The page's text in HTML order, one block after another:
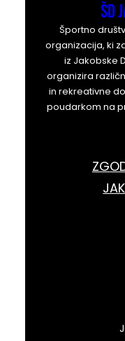
ŠD
Športno
organizacija, ki
iz Jakobske
organizira
in rekreativne
poudarkom na